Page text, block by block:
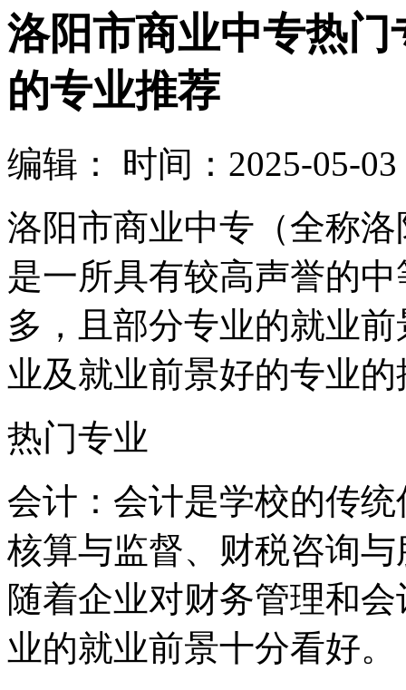
洛阳市商业中专热
的专业推荐
编辑：
时间：2025-05-03
洛阳市商业中专（全称
是一所具有较高声誉的
多，且部分专业的就业
业及就业前景好的专业的
热门专业
会计：会计是学校的传
核算与监督、财税咨询
随着企业对财务管理和
业的就业前景十分看好。